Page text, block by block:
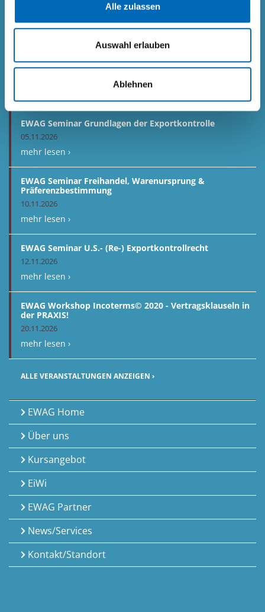
Alle zulassen
Auswahl erlauben
Ablehnen
Schweizer Exporte beenden einjährige Durststrecke!
mehr lesen ›
ALLE NEUIGKEITEN ANZEIGEN ›
EVENTS
EWAG Seminar Grundlagen der Exportkontrolle
05.11.2026
mehr lesen ›
EWAG Seminar Freihandel, Warenursprung &
Präferenzbestimmung
10.11.2026
mehr lesen ›
EWAG Seminar U.S.- (Re-) Exportkontrollrecht
12.11.2026
mehr lesen ›
EWAG Workshop Incoterms© 2020 - Vertragsklauseln in
der PRAXIS!
20.11.2026
mehr lesen ›
ALLE VERANSTALTUNGEN ANZEIGEN ›
EWAG Home
Über uns
Kursangebot
EiWi
EWAG Partner
News/Services
Kontakt/Standort